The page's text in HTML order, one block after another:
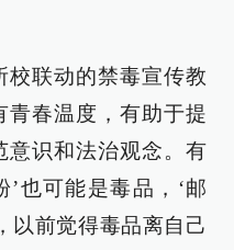
校联动的禁毒宣传教
青春温度，有助于提
意识和法治观念。有
’也可能是毒品，‘邮
以前觉得毒品离自己